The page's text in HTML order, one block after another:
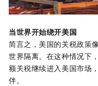
当世界开始绕开美国
简言之，美国的关税政策
世界隔离。在这种情况下
额关税继续进入美国市场
伴。